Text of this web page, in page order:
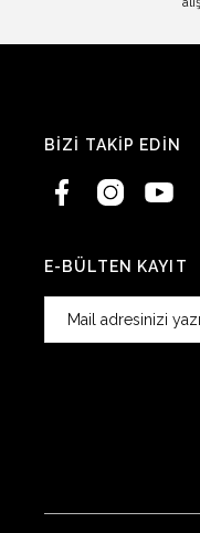
BİZİ TAKİP EDİN
E-BÜLTEN KAYIT